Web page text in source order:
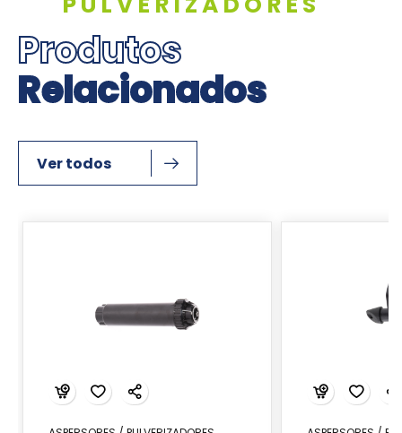
Produtos
Relacionados
Ver todos